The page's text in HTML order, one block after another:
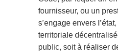
fournisseur, ou un
s’engage envers
territoriale
public, soit à réaliser